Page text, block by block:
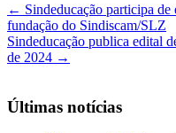
← Sindeducação participa
fundação do Sindiscam/SLZ
Sindeducação publica edital
de 2024 →
Últimas notícias